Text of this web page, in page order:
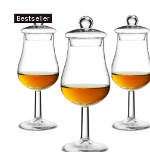
Bestseller